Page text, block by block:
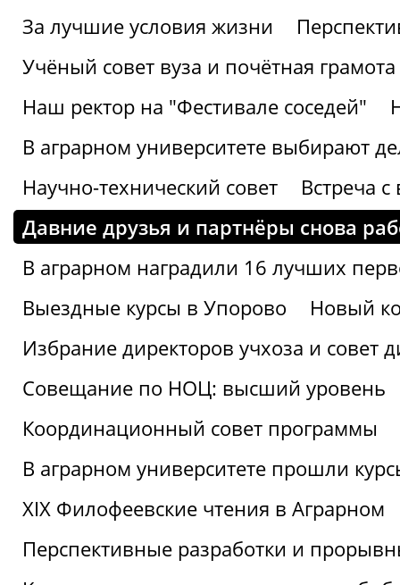
За лучшие условия жизни
Учёный совет вуза и почётная
Наш ректор на "Фестивале соседей"
В аграрном университете выбирают
Научно-технический совет
Встреча
Давние друзья и партнёры снова
В аграрном наградили 16 лучших
Выездные курсы в Упорово
Новый
Избрание директоров учхоза и совет
Совещание по НОЦ: высший уровень
Координационный совет программы
В аграрном университете прошли
XIX Филофеевские чтения в Аграрном
Перспективные разработки и